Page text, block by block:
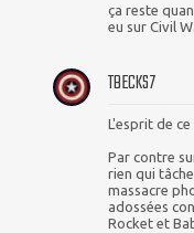
ça reste
eu sur Civil
TBECKS7
L'esprit de
Par contre
rien qui
massacre
adossées
Rocket et